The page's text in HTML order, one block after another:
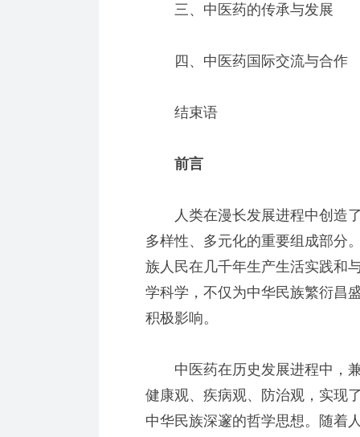
三、中医药的传承与发展
四、中医药国际交流与合作
结束语
前言
人类在漫长发展进程中创造了
多样性、多元化的重要组成部分
族人民在几千年生产生活实践和
学科学，不仅为中华民族繁衍昌
积极影响。
中医药在历史发展进程中，兼
健康观、疾病观、防治观，实现
中华民族深邃的哲学思想。随着